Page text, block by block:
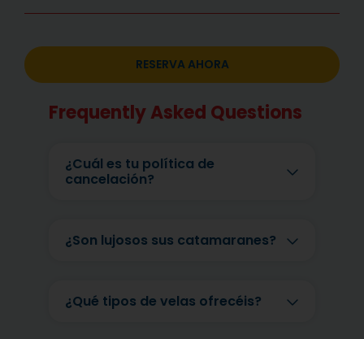
RESERVA AHORA
Frequently Asked Questions
¿Cuál es tu política de
cancelación?
¿Son lujosos sus catamaranes?
¿Qué tipos de velas ofrecéis?